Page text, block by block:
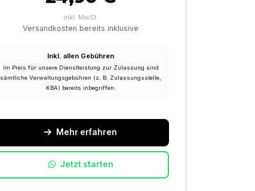
inkl. MwSt.
Versandkosten bereits inklusive
Inkl. allen Gebühren
Im Preis für unsere Dienstleistung zur Zulassung sind
sämtliche Verwaltungsgebühren (z. B. Zulassungsstelle,
KBA) bereits inbegriffen.
Mehr erfahren
Jetzt starten